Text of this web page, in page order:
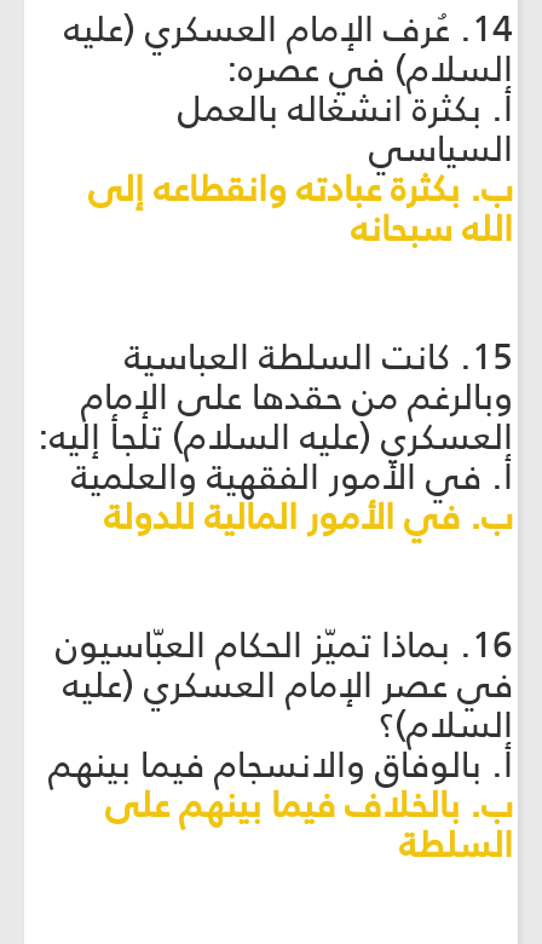
14. عُرف الإمام العسكري (عليه
السلام) في عصره:
أ. بكثرة انشغاله بالعمل
السياسي
ب. بكثرة عبادته وانقطاعه إلى
الله سبحانه
15. كانت السلطة العباسية
وبالرغم من حقدها على الإمام
العسكري (عليه السلام) تلجأ إليه:
أ. في الأمور الفقهية والعلمية
ب. في الأمور المالية للدولة
16. بماذا تميّز الحكام العبّاسيون
في عصر الإمام العسكري (عليه
السلام)؟
أ. بالوفاق والانسجام فيما بينهم
ب. بالخلاف فيما بينهم على
السلطة